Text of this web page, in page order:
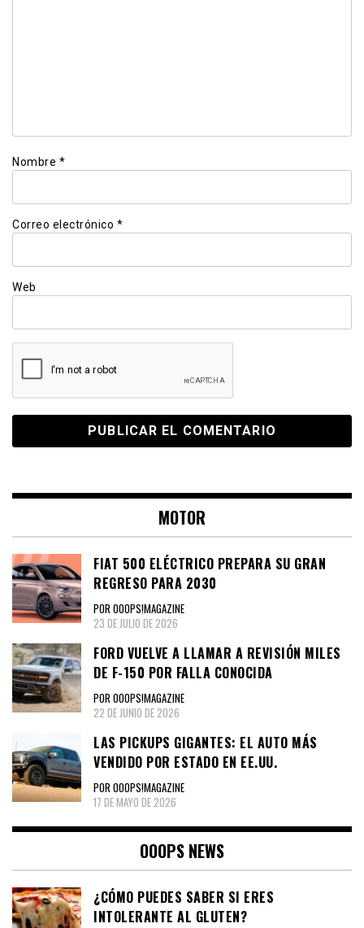
Nombre *
Correo electrónico *
Web
MOTOR
FIAT 500 ELÉCTRICO PREPARA SU GRAN
REGRESO PARA 2030
POR OOOPS!MAGAZINE
23 DE JULIO DE 2026
FORD VUELVE A LLAMAR A REVISIÓN MILES
DE F-150 POR FALLA CONOCIDA
POR OOOPS!MAGAZINE
22 DE JUNIO DE 2026
LAS PICKUPS GIGANTES: EL AUTO MÁS
VENDIDO POR ESTADO EN EE.UU.
POR OOOPS!MAGAZINE
17 DE MAYO DE 2026
OOOPS NEWS
¿CÓMO PUEDES SABER SI ERES
INTOLERANTE AL GLUTEN?